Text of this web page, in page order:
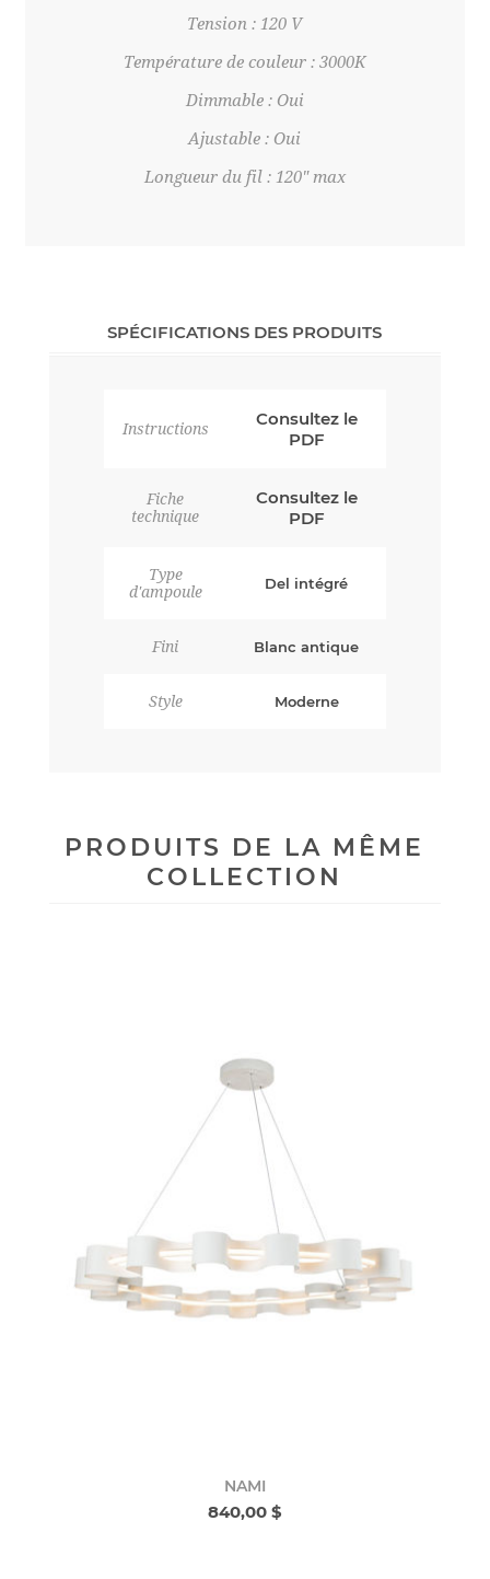
Tension : 120 V
Température de couleur : 3000K
Dimmable : Oui
Ajustable : Oui
Longueur du fil : 120" max
SPÉCIFICATIONS DES PRODUITS
Instructions
Consultez le
PDF
Fiche
technique
Consultez le
PDF
Type
d'ampoule
Del intégré
Fini Blanc antique
Style Moderne
PRODUITS DE LA MÊME
COLLECTION
NAMI
840,00 $